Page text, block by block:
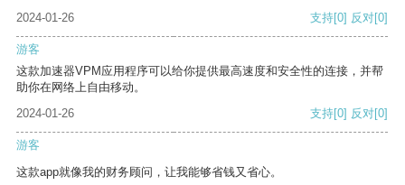
2024-01-26 支持[0] 反对[0]
游客
这款加速器VPM应用程序可以给你提供最高速度和安全性的连接，并帮
助你在网络上自由移动。
2024-01-26
支持[0] 反对[0]
游客
这款app就像我的财务顾问，让我能够省钱又省心。